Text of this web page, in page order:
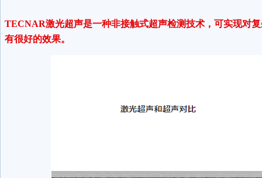
TECNAR激光超声是一种非接触式超声检测技术，可实现对
有很好的效果。